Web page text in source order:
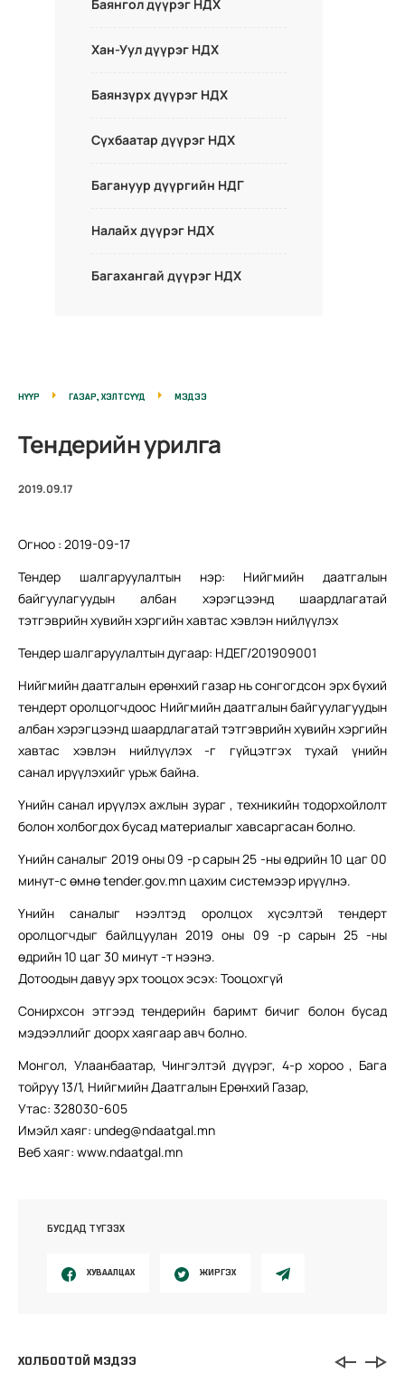
Баянгол дүүрэг НДХ
Хан-Уул дүүрэг НДХ
Баянзүрх дүүрэг НДХ
Сүхбаатар дүүрэг НДХ
Багануур дүүргийн НДГ
Налайх дүүрэг НДХ
Багахангай дүүрэг НДХ
НҮҮР ГАЗАР, ХЭЛТСҮҮД МЭДЭЭ
Тендерийн урилга
2019.09.17
Огноо : 2019-09-17
Тендер шалгаруулалтын нэр: Нийгмийн даатгалын
байгуулагуудын албан хэрэгцээнд шаардлагатай
тэтгэврийн хувийн хэргийн хавтас хэвлэн нийлүүлэх
Тендер шалгаруулалтын дугаар: НДЕГ/201909001
Нийгмийн даатгалын ерөнхий газар нь сонгогдсон эрх бүхий
тендерт оролцогчдоос Нийгмийн даатгалын байгуулагуудын
албан хэрэгцээнд шаардлагатай тэтгэврийн хувийн хэргийн
хавтас хэвлэн нийлүүлэх -г гүйцэтгэх тухай үнийн
санал ирүүлэхийг урьж байна.
Үнийн санал ирүүлэх ажлын зураг , техникийн тодорхойлолт
болон холбогдох бусад материалыг хавсаргасан болно.
Үнийн саналыг 2019 оны 09 -р сарын 25 -ны өдрийн 10 цаг 00
минут-с өмнө tеnder.gov.mn цахим системээр ирүүлнэ.
Үнийн саналыг нээлтэд оролцох хүсэлтэй тендерт
оролцогчдыг байлцуулан 2019 оны 09 -р сарын 25 -ны
өдрийн 10 цаг 30 минут -т нээнэ.
Дотоодын давуу эрх тооцох эсэх: Тооцохгүй
Сонирхсон этгээд тендерийн баримт бичиг болон бусад
мэдээллийг доорх хаягаар авч болно.
Монгол, Улаанбаатар, Чингэлтэй дүүрэг, 4-р хороо , Бага
тойруу 13/1, Нийгмийн Даатгалын Ерөнхий Газар,
Утас: 328030-605
Имэйл хаяг: undeg@ndaatgal.mn
Веб хаяг: www.ndaatgal.mn
БУСДАД ТҮГЭЭХ
ХУВААЛЦАХ ЖИРГЭХ
ХОЛБООТОЙ МЭДЭЭ